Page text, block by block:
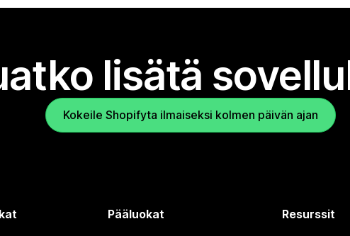
lisätä
Kokeile Shopifyta ilmaiseksi kolmen päivän ajan
Pääluokat Resurssit